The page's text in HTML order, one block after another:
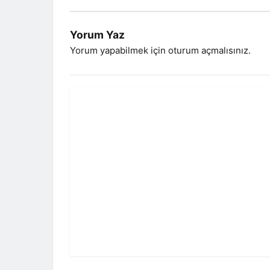
Yorum Yaz
Yorum yapabilmek için oturum açmalısınız.